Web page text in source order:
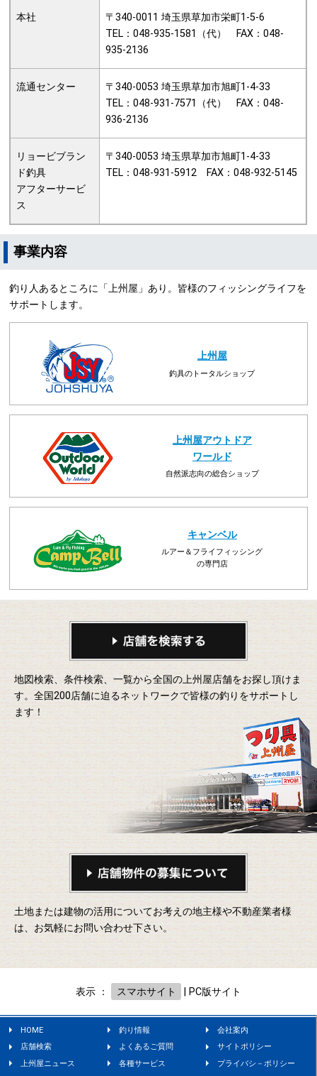
本社
〒340-0011 埼玉県草加市栄町1-5-6
TEL：048-935-1581（代） FAX：048-
935-2136
流通センター
〒340-0053 埼玉県草加市旭町1-4-33
TEL：048-931-7571（代） FAX：048-
936-2136
リョービブラン
ド釣具
アフターサービ
ス
〒340-0053 埼玉県草加市旭町1-4-33
TEL：048-931-5912 FAX：048-932-5145
事業内容
釣り人あるところに「上州屋」あり。皆様のフィッシングライフを
サポートします。
上州屋
釣具のトータルショップ
上州屋アウトドア
ワールド
自然派志向の総合ショップ
キャンベル
ルアー＆フライフィッシング
の専門店
地図検索、条件検索、一覧から全国の上州屋店舗をお探し頂けま
す。全国200店舗に迫るネットワークで皆様の釣りをサポートし
ます！
土地または建物の活用についてお考えの地主様や不動産業者様
は、お気軽にお問い合わせ下さい。
表示 ： スマホサイト PC版サイト
HOME 釣り情報
会社案内
店舗検索
よくあるご質問
サイトポリシー
上州屋ニュース
各種サービス
プライバシ－ポリシー